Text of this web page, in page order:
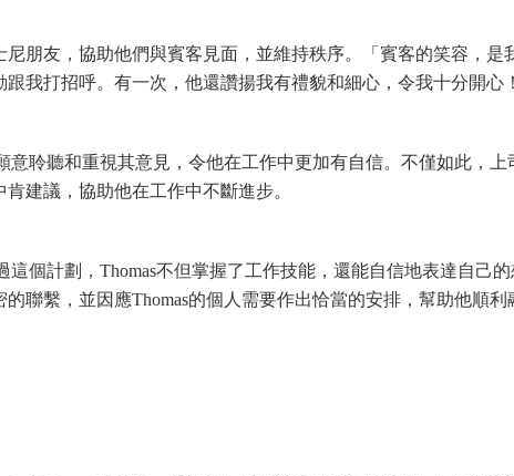
朋友，協助他們與賓客見面，並維持秩序。「賓客的笑容，是
我打招呼。有一次，他還讚揚我有禮貌和細心，令我十分開心
意聆聽和重視其意見，令他在工作中更加有自信。不僅如此，上
建議，協助他在工作中不斷進步。
個計劃，Thomas不但掌握了工作技能，還能自信地表達自己的
聯繫，並因應Thomas的個人需要作出恰當的安排，幫助他順利